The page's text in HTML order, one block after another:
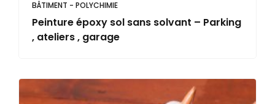
BÂTIMENT - POLYCHIMIE
Peinture époxy sol sans solvant – Parking
, ateliers , garage